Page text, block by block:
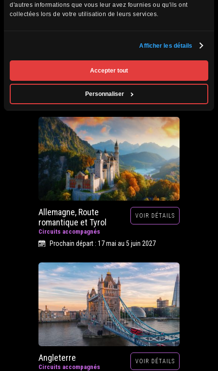
d'autres informations que vous leur avez fournies ou qu'ils ont
collectées lors de votre utilisation de leurs services.
Afficher les détails
Accepter tout
Personnaliser
Allemagne, Route
romantique et Tyrol
Circuits accompagnés
VOIR DÉTAILS
Prochain départ : 17 mai au 5 juin 2027
Angleterre
Circuits accompagnés
VOIR DÉTAILS